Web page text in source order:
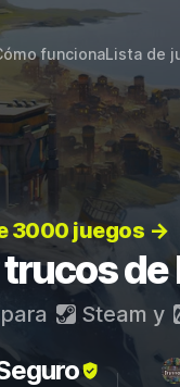
funcionaLista de
3000 juegos →
de
Steam y